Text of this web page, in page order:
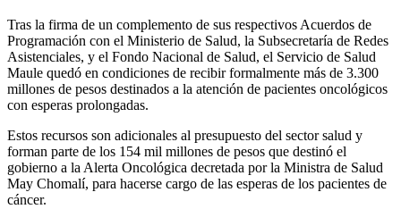
Tras la firma de un complemento de sus respectivos Acuerdos de
Programación con el Ministerio de Salud, la Subsecretaría de Redes
Asistenciales, y el Fondo Nacional de Salud, el Servicio de Salud
Maule quedó en condiciones de recibir formalmente más de 3.300
millones de pesos destinados a la atención de pacientes oncológicos
con esperas prolongadas.
Estos recursos son adicionales al presupuesto del sector salud y
forman parte de los 154 mil millones de pesos que destinó el
gobierno a la Alerta Oncológica decretada por la Ministra de Salud
May Chomalí, para hacerse cargo de las esperas de los pacientes de
cáncer.